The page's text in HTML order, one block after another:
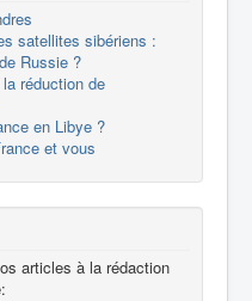
satellites sibériens :
Russie ?
réduction de
en Libye ?
et vous
articles à la rédaction